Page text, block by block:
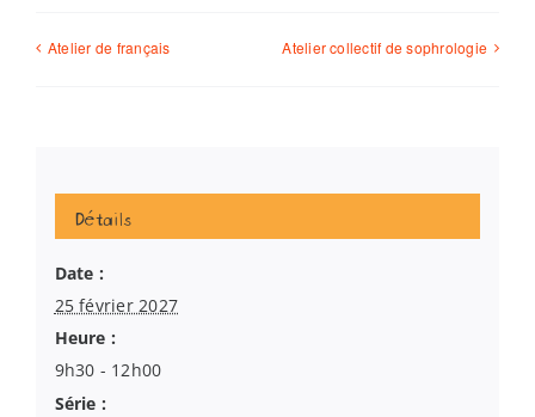
Atelier de français Atelier collectif de sophrologie
Détails
Date :
25 février 2027
Heure :
9h30 - 12h00
Série :